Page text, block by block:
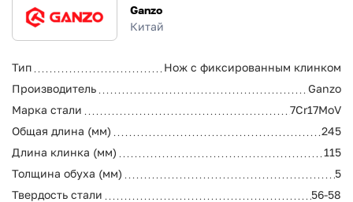
Ganzo
Китай
Тип
Нож с фиксированным клинком
Производитель
Ganzo
Марка стали
7Cr17MoV
Общая длина (мм)
245
Длина клинка (мм)
115
Толщина обуха (мм)
5
Твердость стали
56-58